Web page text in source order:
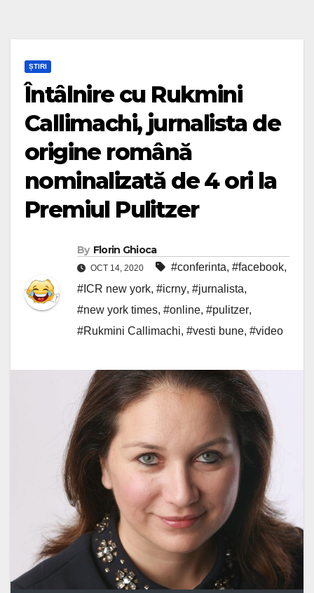
ȘTIRI
Întâlnire cu Rukmini
Callimachi, jurnalista de
origine română
nominalizată de 4 ori la
Premiul Pulitzer
By Florin Ghioca
OCT 14, 2020 #conferinta, #facebook,
#ICR new york, #icrny, #jurnalista,
#new york times, #online, #pulitzer,
#Rukmini Callimachi, #vesti bune, #video